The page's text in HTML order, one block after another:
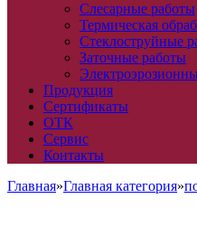
Слесарные работы
Термическая
Стеклоструйные
Заточные работы
Продукция
Сертификаты
ОТК
Сервис
Контакты
Главная»Главная категория»